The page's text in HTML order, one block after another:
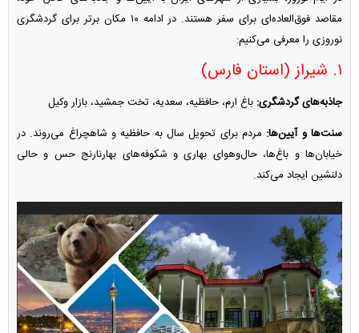
مقاصد فوق‌العاده‌ای برای سفر هستند. در ادامه ۱۰ مکان برتر برای گردشگری
نوروزی را معرفی می‌کنیم:
۱. شیراز (استان فارس)
جاذبه‌های گردشگری: باغ ارم، حافظیه، سعدیه، تخت جمشید، بازار وکیل
سنت‌ها و آیین‌ها: مردم برای تحویل سال به حافظیه و شاهچراغ می‌روند. در
خیابان‌ها و باغ‌ها، حال‌وهوای بهاری و شکوفه‌های بهارنارنج حس و حالی
دلنشین ایجاد می‌کند.